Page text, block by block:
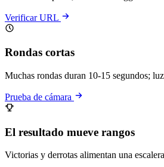
Verificar URL
Rondas cortas
Muchas rondas duran 10-15 segundos;
Prueba de cámara
El resultado mueve rangos
Victorias y derrotas alimentan una